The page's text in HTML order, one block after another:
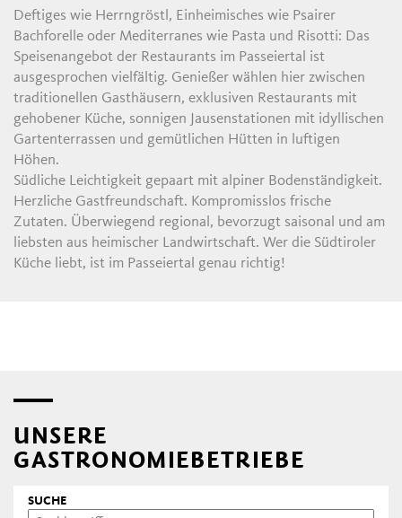
Deftiges wie Herrngröstl, Einheimisches wie Psairer
Bachforelle oder Mediterranes wie Pasta und Risotti: Das
Speisenangebot der Restaurants im Passeiertal ist
ausgesprochen vielfältig. Genießer wählen hier zwischen
traditionellen Gasthäusern, exklusiven Restaurants mit
gehobener Küche, sonnigen Jausenstationen mit idyllischen
Gartenterrassen und gemütlichen Hütten in luftigen
Höhen.
Südliche Leichtigkeit gepaart mit alpiner Bodenständigkeit.
Herzliche Gastfreundschaft. Kompromisslos frische
Zutaten. Überwiegend regional, bevorzugt saisonal und am
liebsten aus heimischer Landwirtschaft. Wer die Südtiroler
Küche liebt, ist im Passeiertal genau richtig!
UNSERE
GASTRONOMIEBETRIEBE
SUCHE